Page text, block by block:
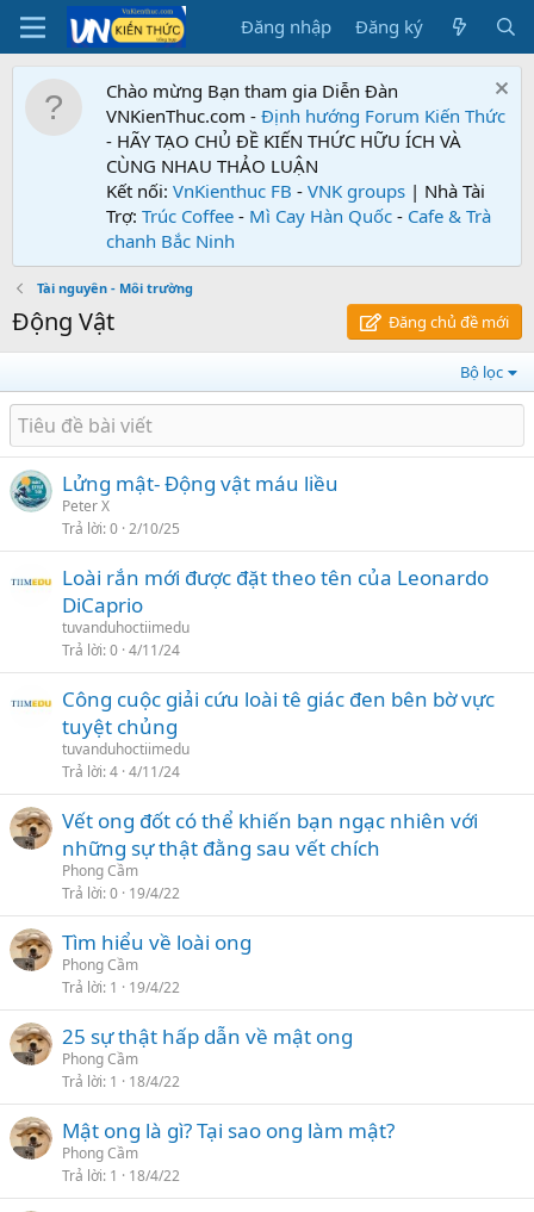
Đăng nhập Đăng ký
Chào mừng Bạn tham gia Diễn Đàn
VNKienThuc.com - Định hướng Forum Kiến Thức
- HÃY TẠO CHỦ ĐỀ KIẾN THỨC HỮU ÍCH VÀ
CÙNG NHAU THẢO LUẬN
Kết nối: VnKienthuc FB - VNK groups | Nhà Tài
Trợ: Trúc Coffee - Mì Cay Hàn Quốc - Cafe & Trà
chanh Bắc Ninh
Tài nguyên - Môi trường
Động Vật Đăng chủ đề mới
Bộ lọc
Lửng mật- Động vật máu liều
Peter X
Trả lời 0 2/10/25
Loài rắn mới được đặt theo tên của Leonardo
DiCaprio
tuvanduhoctiimedu
Trả lời 0 4/11/24
Công cuộc giải cứu loài tê giác đen bên bờ vực
tuyệt chủng
tuvanduhoctiimedu
Trả lời 4 4/11/24
Vết ong đốt có thể khiến bạn ngạc nhiên với
những sự thật đằng sau vết chích
Phong Cầm
Trả lời 0 19/4/22
Tìm hiểu về loài ong
Phong Cầm
Trả lời 1 19/4/22
25 sự thật hấp dẫn về mật ong
Phong Cầm
Trả lời 1 18/4/22
Mật ong là gì? Tại sao ong làm mật?
Phong Cầm
Trả lời 1 18/4/22